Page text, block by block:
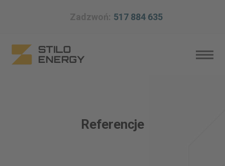
Zadzwoń: 517 884 635
Referencje